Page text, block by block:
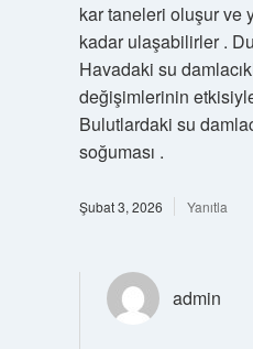
kar taneleri oluşur ve
kadar ulaşabilirler .
Havadaki su
değişimlerinin
Bulutlardaki su
soğuması .
Şubat 3, 2026 Yanıtla
admin